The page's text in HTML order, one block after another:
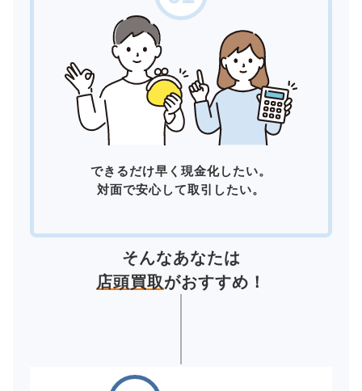
できるだけ早く現金化したい。
対面で安心して取引したい。
そんなあなたは
店頭買取がおすすめ！